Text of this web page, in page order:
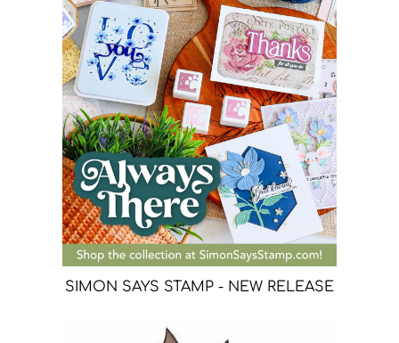
SIMON SAYS STAMP - NEW RELEASE